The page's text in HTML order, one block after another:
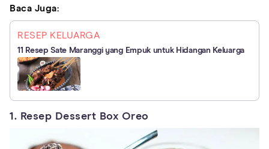
Baca Juga:
RESEP KELUARGA
11 Resep Sate Maranggi yang Empuk untuk Hidangan Keluarga
1. Resep Dessert Box Oreo